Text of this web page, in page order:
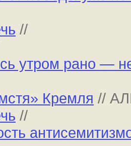
//
утром рано —
Кремля //
//